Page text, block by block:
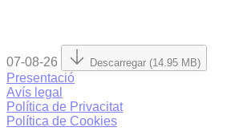
07-08-26 Descarregar (14.95 MB)
Presentació
Avís legal
Política de Privacitat
Política de Cookies